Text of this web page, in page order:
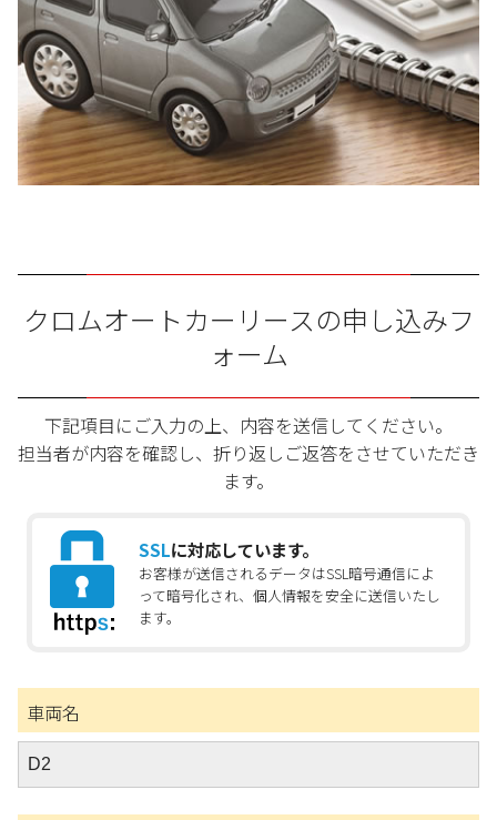
クロムオートカーリースの申し込みフ
ォーム
下記項目にご入力の上、内容を送信してください。
担当者が内容を確認し、折り返しご返答をさせていただき
ます。
SSLに対応しています。
お客様が送信されるデータはSSL暗号通信によ
って暗号化され、個人情報を安全に送信いたし
ます。
車両名